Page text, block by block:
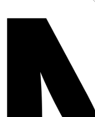
Zeiten. Eine hohe
Ganggenauigkeit und große
Robustheit zeichnen dieses
TOP Ausführung
Es hat 25 Steine,
der Rotor ist kugelgelagert, es
ist einseitig aufziehend. Das
7750 hat ein 1/8-Sekunden